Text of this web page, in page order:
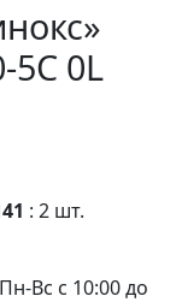
5C 0L
: 2 шт.
Вс с 10:00 до